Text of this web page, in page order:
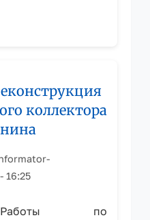
коллектора
-
16:25
Работы по